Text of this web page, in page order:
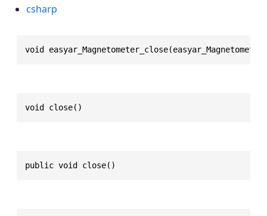
csharp
void
void close()
public void close()